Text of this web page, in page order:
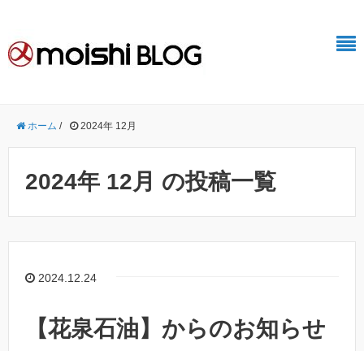
ホーム / 2024年 12月
2024年 12月 の投稿一覧
2024.12.24
【花泉石油】からのお知らせ